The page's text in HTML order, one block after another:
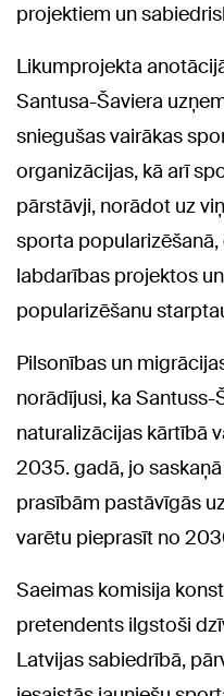
projektiem un
Likumprojekta
Santusa-Šaviera
sniegušas vairākas
organizācijas, kā arī
pārstāvji, norādot uz
sporta
labdarības projektos
popularizēšanu
Pilsonības un
norādījusi, ka
naturalizācijas kārtībā
2035. gadā, jo
prasībām pastāvīgās
varētu pieprasīt no
Saeimas komisija
pretendents ilgstoši
Latvijas sabiedrībā,